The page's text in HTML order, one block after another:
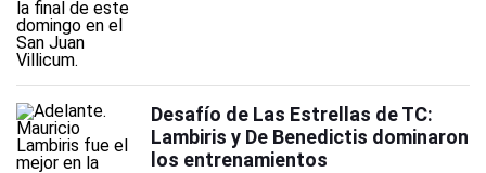
Desafío de Las Estrellas de TC:
Lambiris y De Benedictis dominaron
los entrenamientos